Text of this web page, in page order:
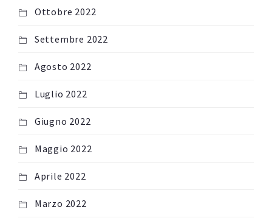
Ottobre 2022
Settembre 2022
Agosto 2022
Luglio 2022
Giugno 2022
Maggio 2022
Aprile 2022
Marzo 2022